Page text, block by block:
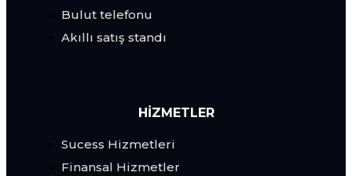
Bulut telefonu
Akıllı satış standı
HİZMETLER
Sucess Hizmetleri
Finansal Hizmetler